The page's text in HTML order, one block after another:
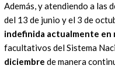
Además, y atendiendo a las
del 13 de junio y el 3 de
indefinida actualmente en
facultativos del Sistema
diciembre de manera